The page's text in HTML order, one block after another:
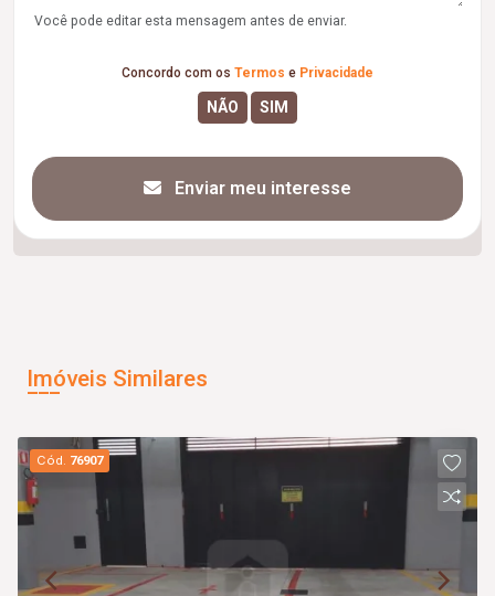
Você pode editar esta mensagem antes de enviar.
Concordo com os Termos e Privacidade
Enviar meu interesse
Imóveis Similares
Cód. 76907